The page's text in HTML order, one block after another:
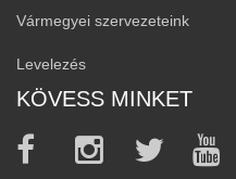
Vármegyei szervezeteink
Levelezés
KÖVESS MINKET